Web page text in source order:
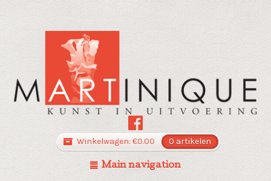
Winkelwagen: €0.00 0 artikelen
Main navigation